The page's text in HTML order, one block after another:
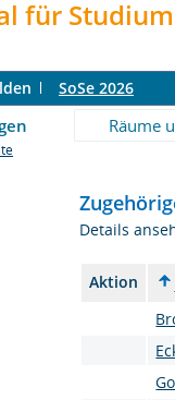
für
SoSe 2026
Räume
Details
Aktion